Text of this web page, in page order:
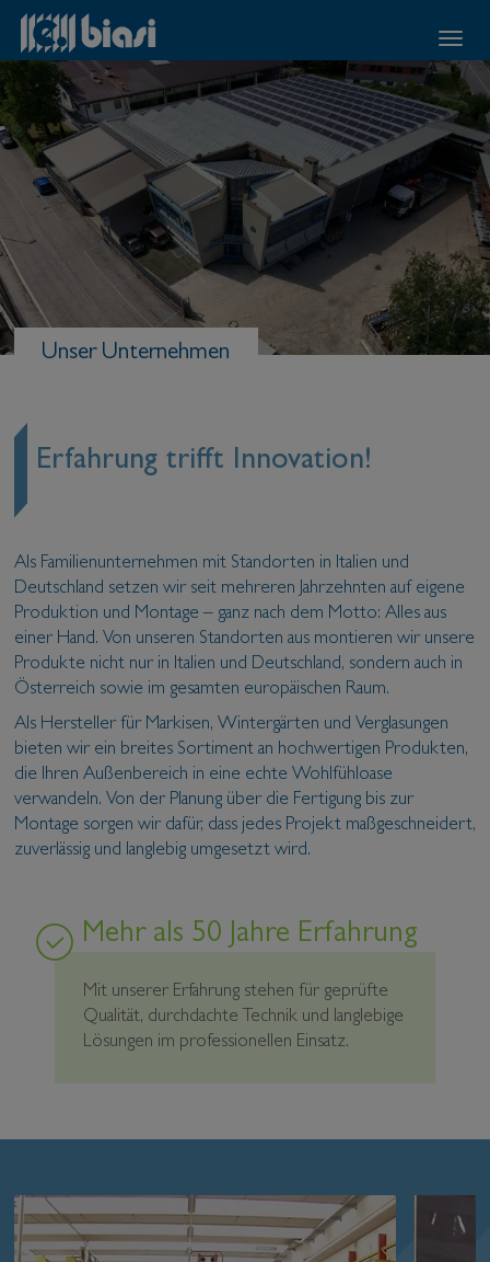
Unser Unternehmen
Erfahrung trifft Innovation!
Als Familienunternehmen mit Standorten in Italien und
Deutschland setzen wir seit mehreren Jahrzehnten auf eigene
Produktion und Montage – ganz nach dem Motto: Alles aus
einer Hand. Von unseren Standorten aus montieren wir unsere
Produkte nicht nur in Italien und Deutschland, sondern auch in
Österreich sowie im gesamten europäischen Raum.
Als Hersteller für Markisen, Wintergärten und Verglasungen
bieten wir ein breites Sortiment an hochwertigen Produkten,
die Ihren Außenbereich in eine echte Wohlfühloase
verwandeln. Von der Planung über die Fertigung bis zur
Montage sorgen wir dafür, dass jedes Projekt maßgeschneidert,
zuverlässig und langlebig umgesetzt wird.
Mehr als 50 Jahre Erfahrung
Mit unserer Erfahrung stehen für geprüfte
Qualität, durchdachte Technik und langlebige
Lösungen im professionellen Einsatz.